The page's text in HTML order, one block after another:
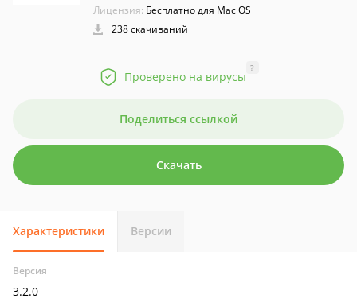
Лицензия: Бесплатно для Mac OS
238 скачиваний
Проверено на вирусы
?
Поделиться ссылкой
Скачать
Характеристики Версии
Версия
3.2.0